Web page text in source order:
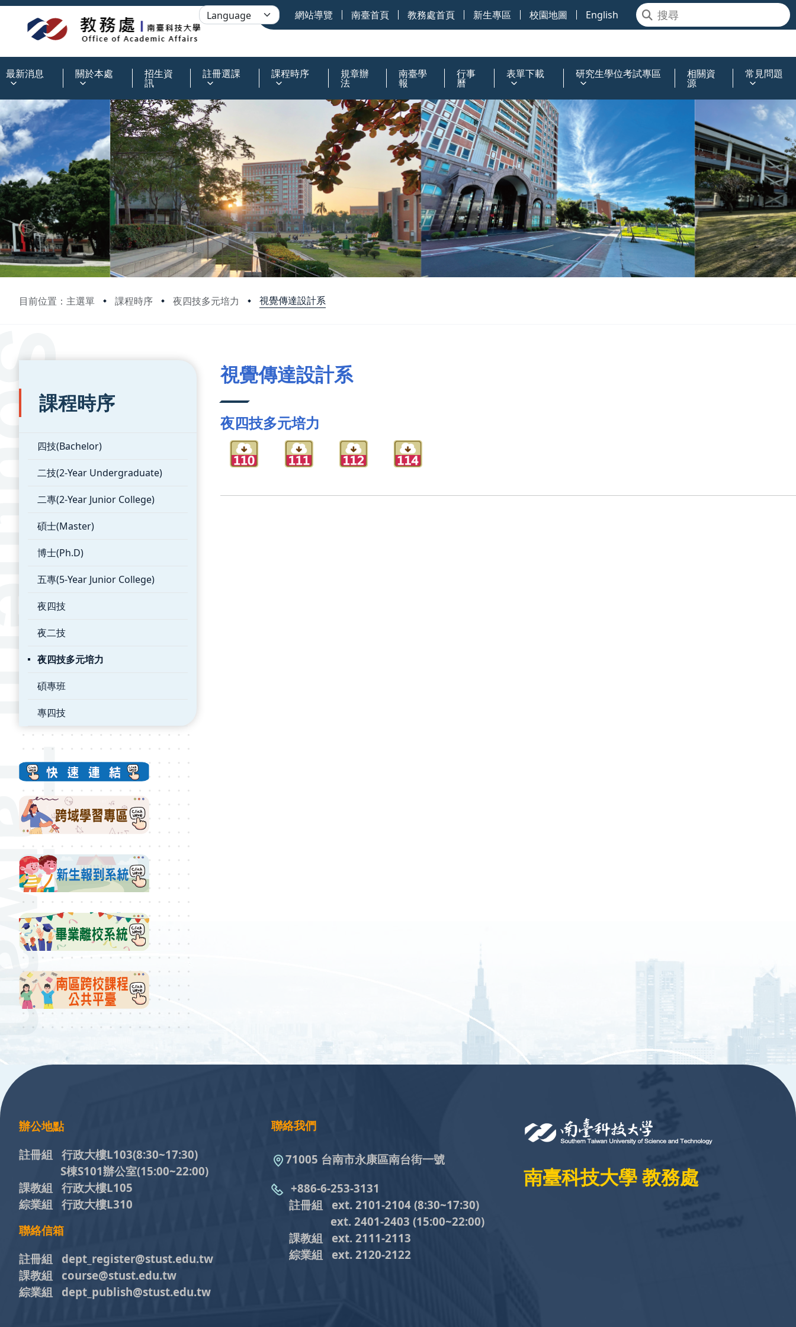
網站導覽 南臺首頁 教務處首頁 新生專區 校園地圖 English
最新消息 關於本處 招生資
訊
註冊選課 課程時序 規章辦
法
南臺學
報
行事
曆
表單下載 研究生學位考試專區 相關資
源
常見問題
目前位置：主選單 課程時序 夜四技多元培力 視覺傳達設計系
:::
課程時序
四技(Bachelor)
二技(2-Year Undergraduate)
二專(2-Year Junior College)
碩士(Master)
博士(Ph.D)
五專(5-Year Junior College)
夜四技
夜二技
夜四技多元培力
碩專班
專四技
視覺傳達設計系
夜四技多元培力
:::
南臺科技大學 教務處
聯絡我們
71005 台南市永康區南台街一號
+886-6-253-3131
註冊組 ext. 2101-2104 (8:30~17:30)
ext. 2401-2403 (15:00~22:00)
課教組 ext. 2111-2113
綜業組
ext. 2120-2122
辦公地點
註冊組 行政大樓L103(8:30~17:30)
S棟S101辦公室(15:00~22:00)
課教組 行政大樓L105
綜業組 行政大樓L310
聯絡信箱
註冊組 dept_register@stust.edu.tw
課教組 course@stust.edu.tw
綜業組 dept_publish@stust.edu.tw